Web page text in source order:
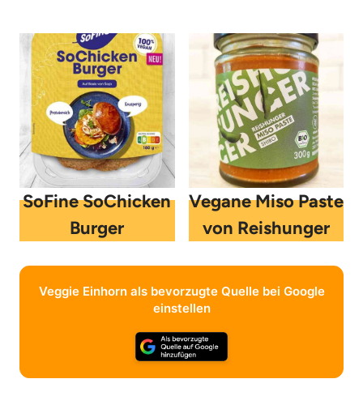
SoFine SoChicken
Burger
Vegane Miso Paste
von Reishunger
Veggie Einhorn als bevorzugte Quelle bei Google
einstellen